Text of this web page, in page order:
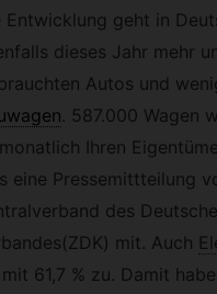
Entwicklung geht in
dieses Jahr mehr
Autos und
. 587.000 Wagen
Ihren
eine Pressemittteilung
des
mit. Auch
61,7 % zu. Damit